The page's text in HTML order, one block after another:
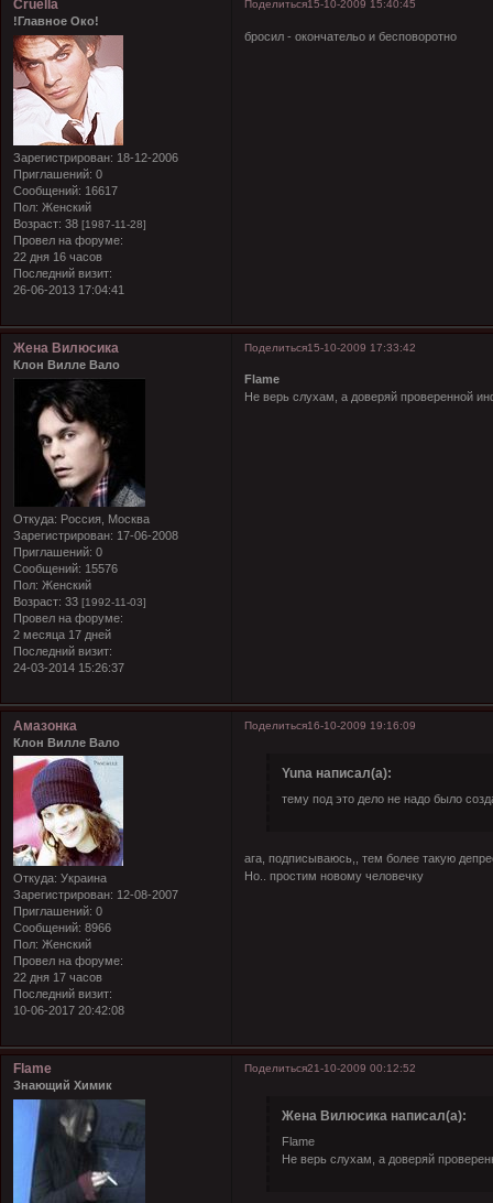
Поделиться15-10-2009 15:40:45
Cruella
!Главное Око!
Зарегистрирован: 18-12-2006
Приглашений: 0
Сообщений: 16617
Пол: Женский
Возраст: 38 [1987-11-28]
Провел на форуме:
22 дня 16 часов
Последний визит:
26-06-2013 17:04:41
бросил - окончательо и бесповоротно
Поделиться15-10-2009 17:33:42
Жена Вилюсика
Клон Вилле Вало
Откуда: Россия, Москва
Зарегистрирован: 17-06-2008
Приглашений: 0
Сообщений: 15576
Пол: Женский
Возраст: 33 [1992-11-03]
Провел на форуме:
2 месяца 17 дней
Последний визит:
24-03-2014 15:26:37
Flame
Не верь слухам, а доверяй проверенной
Поделиться16-10-2009 19:16:09
Амазонка
Клон Вилле Вало
Откуда: Украина
Зарегистрирован: 12-08-2007
Приглашений: 0
Сообщений: 8966
Пол: Женский
Провел на форуме:
22 дня 17 часов
Последний визит:
10-06-2017 20:42:08
Yuna написал(а):
тему под это дело не надо было
ага, подписываюсь,, тем более такую
Но.. простим новому человечку
Поделиться21-10-2009 00:12:52
Flame
Знающий Химик
Жена Вилюсика написал(а):
Flame
Не верь слухам, а доверяй